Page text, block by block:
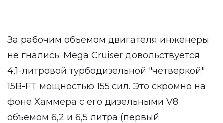
За рабочим объемом двигателя инженеры
не гнались: Mega Cruiser довольствуется
4,1-литровой турбодизельной "четверкой"
15B-FT мощностью 155 сил. Это скромно на
фоне Хаммера с его дизельными V8
объемом 6,2 и 6,5 литра (первый